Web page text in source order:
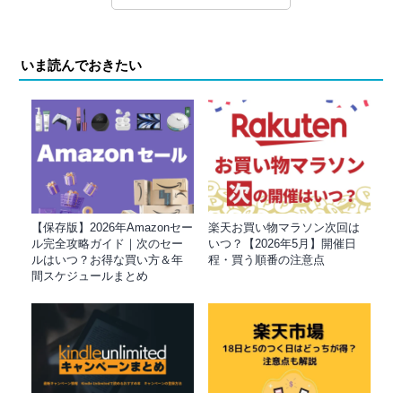
いま読んでおきたい
【保存版】2026年Amazonセー
ル完全攻略ガイド｜次のセー
ルはいつ？お得な買い方＆年
間スケジュールまとめ
楽天お買い物マラソン次回は
いつ？【2026年5月】開催日
程・買う順番の注意点